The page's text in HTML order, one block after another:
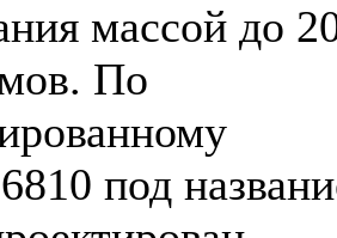
массой до
По
под